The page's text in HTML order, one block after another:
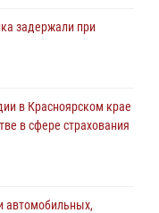
задержали при
в Красноярском крае
в сфере страхования
автомобильных,